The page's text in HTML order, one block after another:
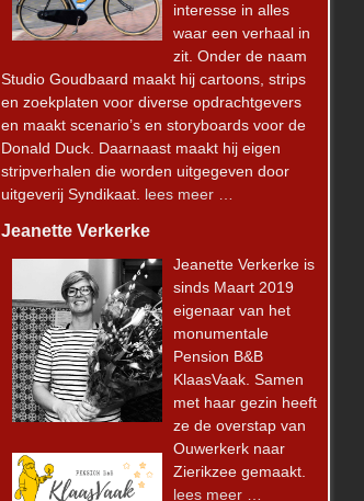
Meer laden
interesse in alles
waar een verhaal in
zit. Onder de naam
Studio Goudbaard maakt hij cartoons, strips
en zoekplaten voor diverse opdrachtgevers
en maakt scenario’s en storyboards voor de
Donald Duck. Daarnaast maakt hij eigen
stripverhalen die worden uitgegeven door
uitgeverij Syndikaat. lees meer …
Jeanette Verkerke
Jeanette Verkerke is
sinds Maart 2019
eigenaar van het
monumentale
Pension B&B
KlaasVaak. Samen
met haar gezin heeft
ze de overstap van
Ouwerkerk naar
Zierikzee gemaakt.
lees meer …